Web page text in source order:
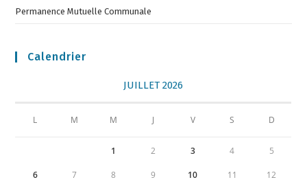
Permanence Mutuelle Communale
Calendrier
JUILLET 2026
L M M J V S D
1 2 3 4 5
6 7 8 9 10 11 12